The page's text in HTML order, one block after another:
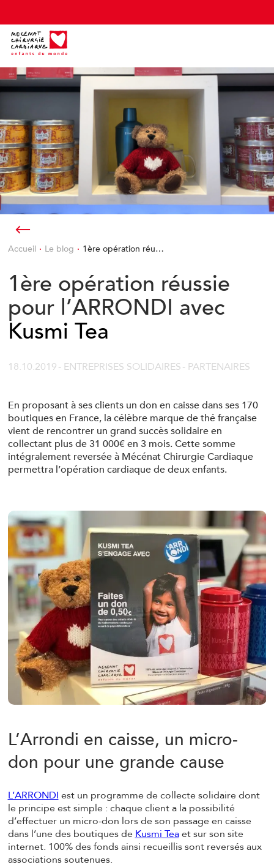
Accueil Le blog 1ère opération réu…
1ère opération réussie
pour l’ARRONDI avec
Kusmi Tea
18.10.2019- ENTREPRISES SOLIDAIRES- PARTENAIRES
En proposant à ses clients un don en caisse dans ses 170
boutiques en France, la célèbre marque de thé française
vient de rencontrer un grand succès solidaire en
collectant plus de 31 000€ en 3 mois. Cette somme
intégralement reversée à Mécénat Chirurgie Cardiaque
permettra l’opération cardiaque de deux enfants.
L’Arrondi en caisse, un micro-
don pour une grande cause
L’ARRONDI est un programme de collecte solidaire dont
le principe est simple : chaque client a la possibilité
d’effectuer un micro-don lors de son passage en caisse
dans l’une des boutiques de Kusmi Teaet sur son site
internet. 100% des fonds ainsi recueillis sont reversés aux
associations soutenues.